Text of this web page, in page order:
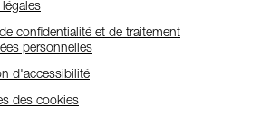
confidentialité et de traitement
personnelles
d'accessibilité
des cookies